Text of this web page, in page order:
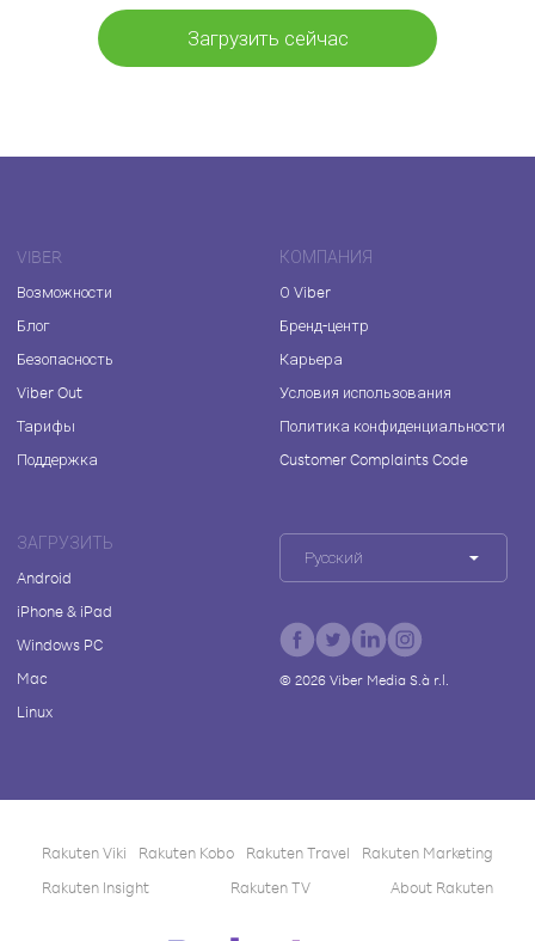
Загрузить сейчас
VIBER
Возможности
Блог
Безопасность
Viber Out
Тарифы
Поддержка
КОМПАНИЯ
О Viber
Бренд-центр
Карьера
Условия использования
Политика конфиденциальности
Customer Complaints Code
ЗАГРУЗИТЬ
Android
iPhone & iPad
Windows PC
Mac
Linux
Русский
© 2026Viber Media S.à r.l.
Rakuten Viki Rakuten Kobo Rakuten Travel
Rakuten Marketing
Rakuten Insight
Rakuten TV About Rakuten